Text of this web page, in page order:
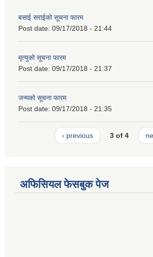
बसाई सराईको सूचना फारम
Post date: 09/17/2018 - 21:44
मृत्युको सूचना फारम
Post date: 09/17/2018 - 21:37
जन्मको सूचना फारम
Post date: 09/17/2018 - 21:35
‹ previous 3 of 4
अफिसियल फेसबुक पेज